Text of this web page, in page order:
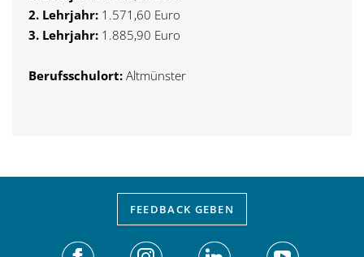
2. Lehrjahr: 1.571,60 Euro
3. Lehrjahr: 1.885,90 Euro
Berufsschulort: Altmünster
FEEDBACK GEBEN